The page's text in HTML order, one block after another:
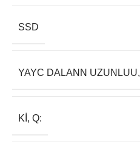
SSD
YAYC DALANN UZUNLUU,
KI, Q: